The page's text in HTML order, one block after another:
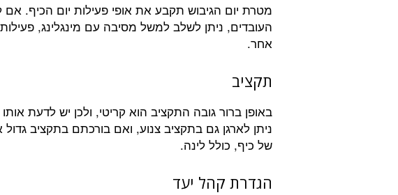
מטרת יום הגיבוש תקבע את אופי פעילות יום הכיף.
העובדים, ניתן לשלב למשל מסיבה עם מינגלינג,
אחר.
תקציב
באופן ברור גובה התקציב הוא קריטי, ולכן יש לדעת
ניתן לארגן גם בתקציב צנוע, ואם בורכתם בתקציב
של כיף, כולל לינה.
הגדרת קהל יעד